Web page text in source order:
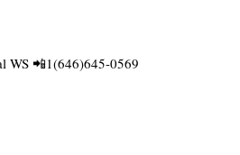
WS 📲1(646)645-0569